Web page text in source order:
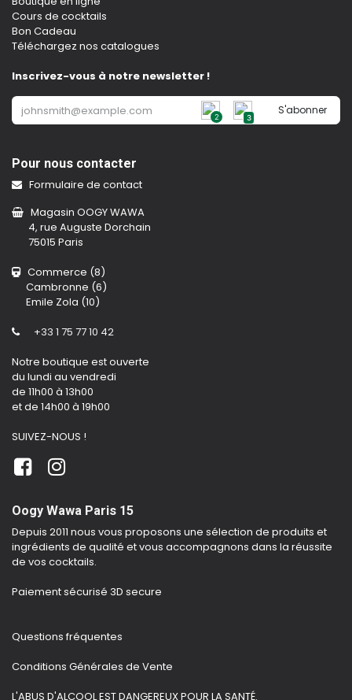
Cours de cocktails
Bon Cadeau
Téléchargez nos catalogues
Inscrivez-vous à notre newsletter !
2 3
S'abonner
Pour nous contacter
Formulaire de contact
Magasin OOGY WAWA
4, rue Auguste Dorchain
75015 Paris
Commerce (8)
Cambronne (6)
Emile Zola (10)
+33 1 75 77 10 42
Notre boutique est ouverte
du lundi au vendredi
de 11h00 à 13h00
et de 14h00 à 19h00
SUIVEZ-NOUS !
Oogy Wawa Paris 15
Depuis 2011 nous vous proposons une sélection de produits et
ingrédients de qualité et vous accompagnons dans la réussite
de vos cocktails.
Paiement sécurisé 3D secure
Questions fréquentes
Conditions Générales de Vente
L'ABUS D'ALCOOL EST DANGEREUX POUR LA SANTÉ.